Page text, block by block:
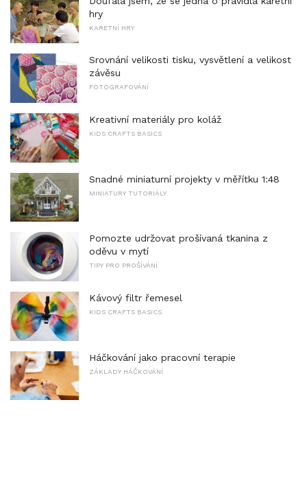
hry
KARETNÍ HRY
Srovnání velikosti tisku, vysvětlení a velikost
závěsu
FOTOGRAFOVÁNÍ
Kreativní materiály pro koláž
KIDS CRAFTS BASICS
Snadné miniaturní projekty v měřítku 1:48
MINIATURY TUTORIÁLY
Pomozte udržovat prošívaná tkanina z
oděvu v mytí
TIPY PRO PROŠÍVÁNÍ
Kávový filtr řemesel
KIDS CRAFTS BASICS
Háčkování jako pracovní terapie
ZÁKLADY HÁČKOVÁNÍ